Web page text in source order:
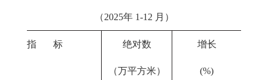
（2025年 1-12 月）
指 标 绝对数
（万平方米）
增长
(%)